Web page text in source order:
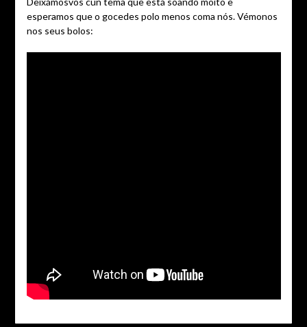
esperamos que o gocedes polo menos coma nós. Vémonos
nos seus bolos: